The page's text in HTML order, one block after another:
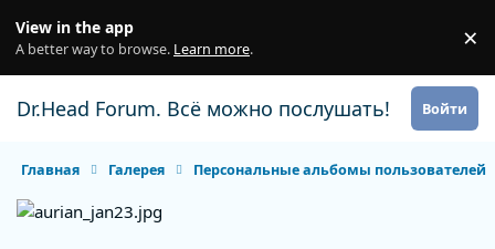
View in the app
A better way to browse. Learn more. ×
Dr.Head Forum. Всё можно послушать! Войти
Главная Галерея Персональные альбомы пользователей